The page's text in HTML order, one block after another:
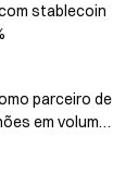
stablecoin
parceiro de
em volume